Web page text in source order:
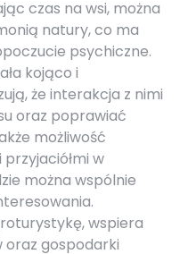
czas na wsi, można
natury, co ma
psychiczne.
kojąco i
że interakcja z nimi
oraz poprawiać
możliwość
w
można wspólnie
wspiera
gospodarki